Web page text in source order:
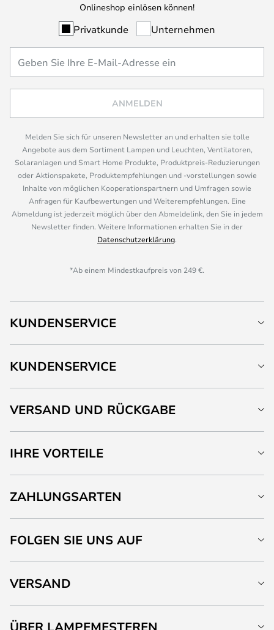
Onlineshop einlösen können!
Privatkunde Unternehmen
ANMELDEN
Melden Sie sich für unseren Newsletter an und erhalten sie tolle
Angebote aus dem Sortiment Lampen und Leuchten, Ventilatoren,
Solaranlagen und Smart Home Produkte, Produktpreis-Reduzierungen
oder Aktionspakete, Produktempfehlungen und -vorstellungen sowie
Inhalte von möglichen Kooperationspartnern und Umfragen sowie
Anfragen für Kaufbewertungen und Weiterempfehlungen. Eine
Abmeldung ist jederzeit möglich über den Abmeldelink, den Sie in jedem
Newsletter finden. Weitere Informationen erhalten Sie in der
Datenschutzerklärung.
*Ab einem Mindestkaufpreis von 249 €.
KUNDENSERVICE
KUNDENSERVICE
VERSAND UND RÜCKGABE
IHRE VORTEILE
ZAHLUNGSARTEN
FOLGEN SIE UNS AUF
VERSAND
ÜBER LAMPEMESTEREN